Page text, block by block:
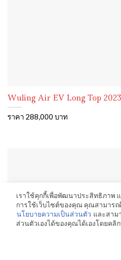
Wuling Air EV Long Top
ราคา 288,000 บาท
เราใช้คุกกี้เพื่อพัฒนาประสิทธิภาพ
การใช้เว็บไซต์ของคุณ คุณสามารถ
นโยบายความเป็นส่วนตัว และสาม
ส่วนตัวเองได้ของคุณได้เองโดยคลิ